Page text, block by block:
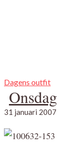
Dagens outfit
Onsdag
31 januari 2007